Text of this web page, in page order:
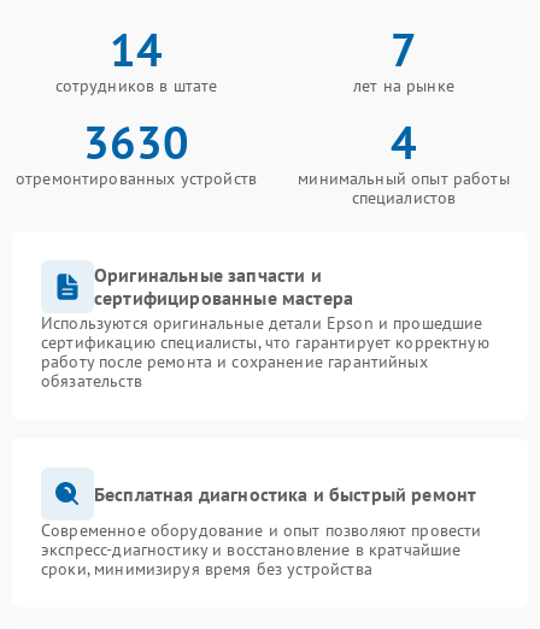
14
сотрудников в штате
7
лет на рынке
3630
отремонтированных устройств
4
минимальный опыт работы
специалистов
Оригинальные запчасти и
сертифицированные мастера
Используются оригинальные детали Epson и прошедшие
сертификацию специалисты, что гарантирует корректную
работу после ремонта и сохранение гарантийных
обязательств
Бесплатная диагностика и быстрый ремонт
Современное оборудование и опыт позволяют провести
экспресс-диагностику и восстановление в кратчайшие
сроки, минимизируя время без устройства